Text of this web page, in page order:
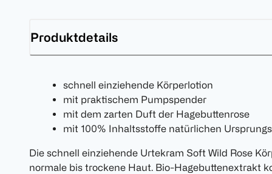
Produktdetails
schnell einziehende Körperlotion
mit praktischem Pumpspender
mit dem zarten Duft der Hagebuttenrose
mit 100% Inhaltsstoffe natürlichen Ursprungs
Die schnell einziehende Urtekram Soft Wild Rose
normale bis trockene Haut. Bio-Hagebuttenextrakt